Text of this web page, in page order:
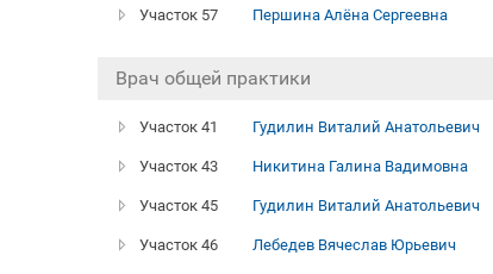
Участок 57 Першина Алёна Сергеевна
Врач общей практики
Участок 41 Гудилин Виталий Анатольевич
Участок 43 Никитина Галина Вадимовна
Участок 45 Гудилин Виталий Анатольевич
Участок 46 Лебедев Вячеслав Юрьевич